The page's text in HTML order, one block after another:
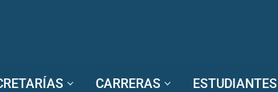
CARRERAS ESTUDIANTES